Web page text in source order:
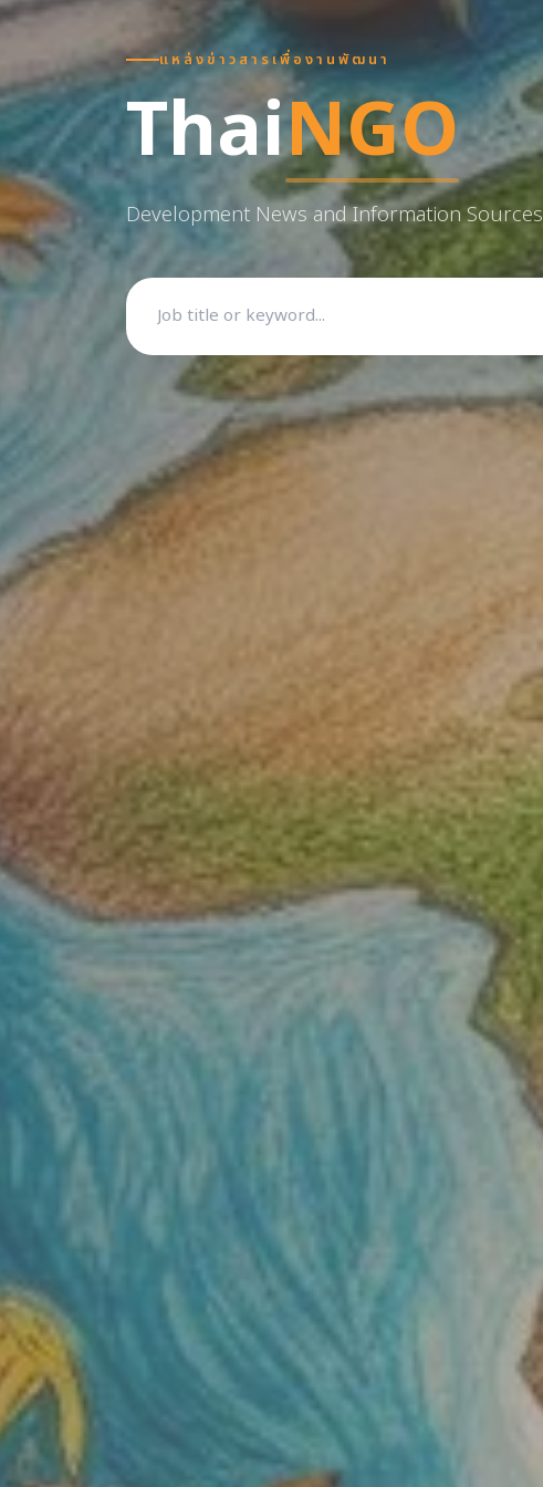
แหล่งข่าวสารเพื่องานพัฒนา
ThaiNGO
Development News and Information Sources